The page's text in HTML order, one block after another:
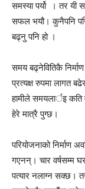
समस्या पर्यो । तर यी
सफल भयौ। कुनैपनि
बढ्नु पनि हो ।
समय बढ्नेवितिकै
प्रत्यक्ष रुपमा लागत
हामीले समयलार्इ कति
हेरे मात्रै पुग्छ।
परियोजनाको निर्माण
गएनन्। चार वर्षसम्म
पत्यार नलाग्न सक्छ।